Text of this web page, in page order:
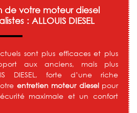
de votre moteur diesel
: ALLOUIS DIESEL
sont plus efficaces et plus
aux anciens, mais plus
DIESEL, forte d’une riche
entretien moteur diesel pour
maximale et un confort